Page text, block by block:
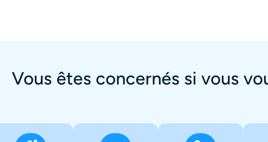
Vous êtes concernés si vous